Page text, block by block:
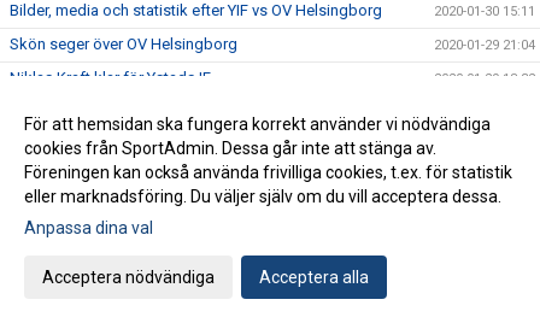
Bilder, media och statistik efter YIF vs OV Helsingborg 2020-01-30 15:11
Skön seger över OV Helsingborg 2020-01-29 21:04
Niklas Kraft klar för Ystads IF 2020-01-29 18:32
Anders Persson slutar efter säsongen
Matchens profil: Johan Dahlin 2020-01-28 11:20
Herrlagets sista träningsmatch spelas imorgon
För att hemsidan ska fungera korrekt använder vi nödvändiga
cookies från SportAdmin. Dessa går inte att stänga av.
Föreningen kan också använda frivilliga cookies, t.ex. för statistik
eller marknadsföring. Du väljer själv om du vill acceptera dessa.
Anpassa dina val
Acceptera nödvändiga Acceptera alla